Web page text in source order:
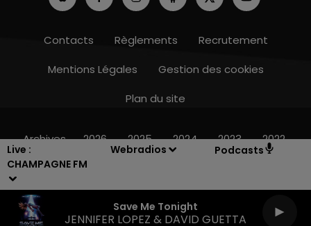
Live :
CHAMPAGNE FM
Webradios Podcasts
Save Me Tonight
JENNIFER LOPEZ & DAVID GUETTA
10h00 - 14h00
Contacts Règlements
Recrutement
Mentions Légales
Gestion des cookies
Plan du site
Archives 2026 2025 2024 2023 2022